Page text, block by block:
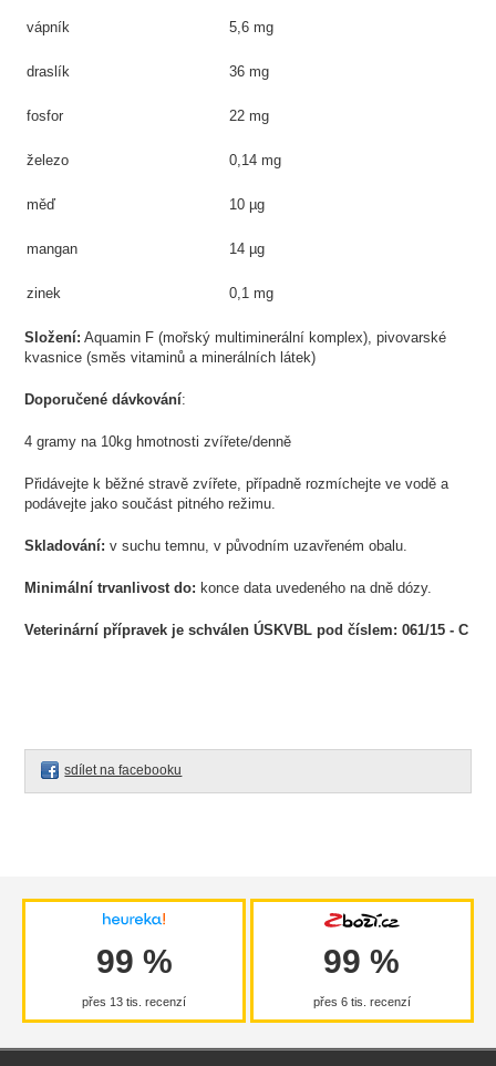
vápník 5,6 mg
draslík 36 mg
fosfor 22 mg
železo 0,14 mg
měď 10 µg
mangan 14 µg
zinek 0,1 mg
Složení: Aquamin F (mořský multiminerální komplex), pivovarské
kvasnice (směs vitaminů a minerálních látek)
Doporučené dávkování:
4 gramy na 10kg hmotnosti zvířete/denně
Přidávejte k běžné stravě zvířete, případně rozmíchejte ve vodě a
podávejte jako součást pitného režimu.
Skladování: v suchu temnu, v původním uzavřeném obalu.
Minimální trvanlivost do: konce data uvedeného na dně dózy.
Veterinární přípravek je schválen ÚSKVBL pod číslem: 061/15 - C
sdílet na facebooku
99 %
přes 13 tis. recenzí
99 %
přes 6 tis. recenzí